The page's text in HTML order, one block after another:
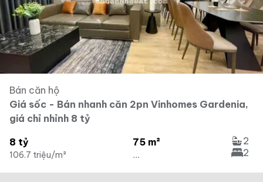
Bán căn hộ
Giá sốc - Bán nhanh căn 2pn Vinhomes Gardenia,
giá chỉ nhỉnh 8 tỷ
8 tỷ
106.7 triệu/m²
75 m²
...
2
2